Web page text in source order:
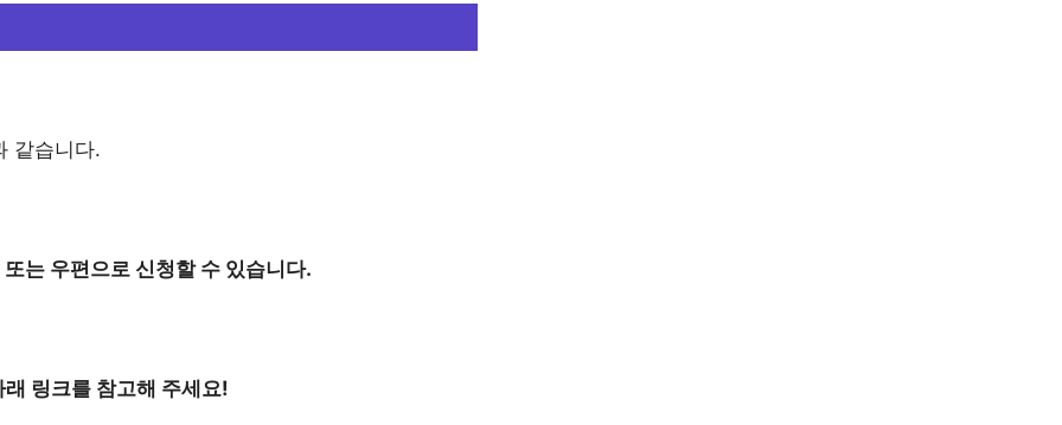
같습니다.
는 우편으로 신청할 수 있습니다.
링크를 참고해 주세요!